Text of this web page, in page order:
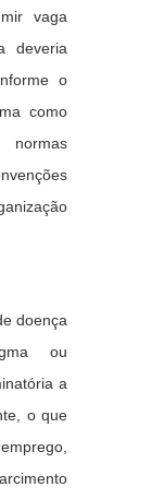
vaga
deveria
o
como
doença
ou
a
o que